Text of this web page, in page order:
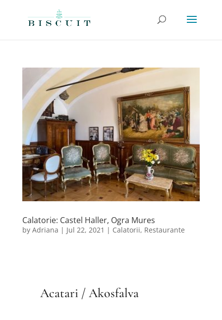
Calatorie: Castel Haller, Ogra Mures
by Adriana | Jul 22, 2021 | Calatorii, Restaurante
Acatari / Akosfalva